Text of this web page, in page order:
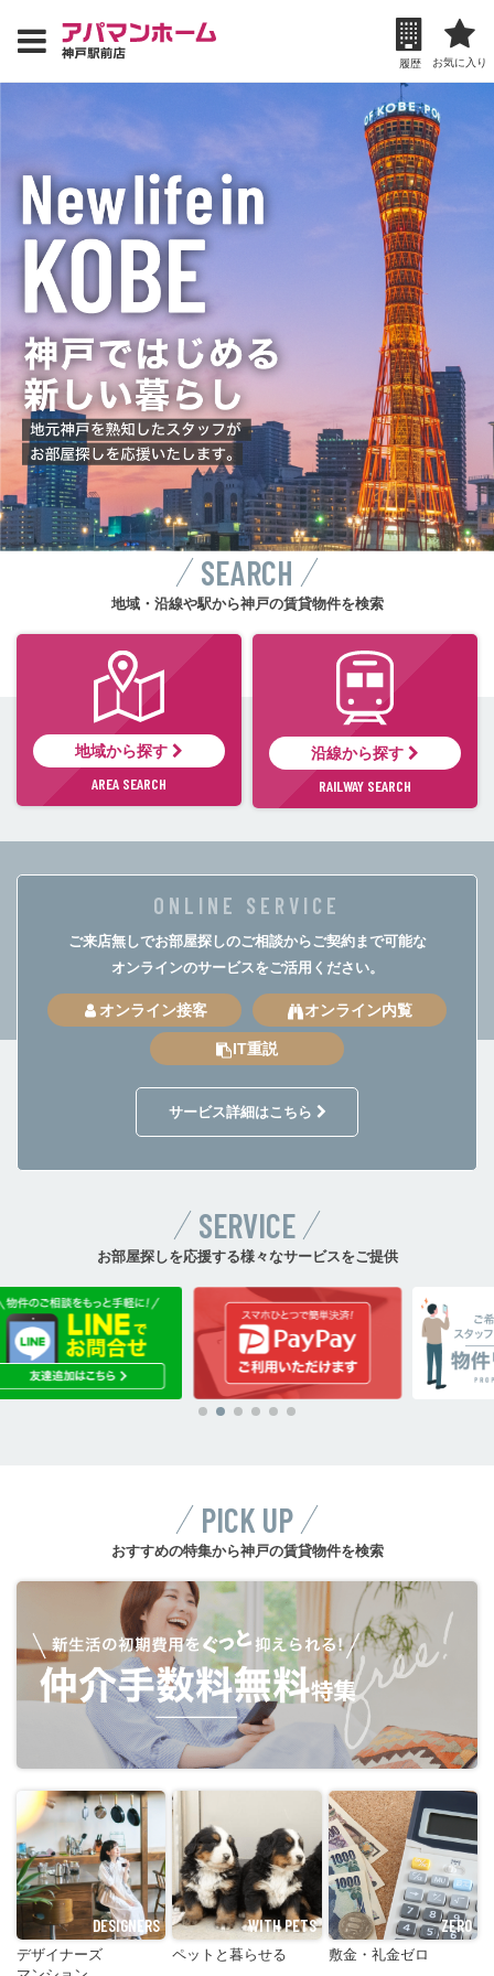
お気に入り
履歴
SEARCH
地域・沿線や駅から神戸の賃貸物件を検索
地域から探す
AREA SEARCH
沿線から探す
RAILWAY SEARCH
ONLINE SERVICE
ご来店無しでお部屋探しのご相談からご契約まで可能な
オンラインのサービスをご活用ください。
オンライン接客 オンライン内覧
IT重説
サービス詳細はこちら
SERVICE
お部屋探しを応援する様々なサービスをご提供
PICK UP
おすすめの特集から神戸の賃貸物件を検索
DESIGNERS
デザイナーズ
WITH PETS
ペットと暮らせる
ZERO
敷金・礼金ゼロ